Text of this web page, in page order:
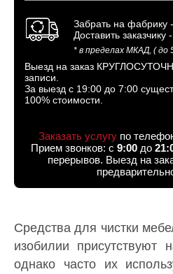
Забрать на фабрику
Доставить заказчику
* в пределах МКАД, ( до
Выезд на заказ
записи.
За выезд с 19:00 до 7:00
100% стоимости.
Заказать услугупо
Прием звонков: с 9:00до
перерывов. Выезд на
Средства для чистки
изобилии присутствуют
однако часто их